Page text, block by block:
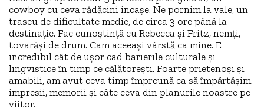
cowboy cu ceva rădăcini incașe. Ne pornim la vale, un
traseu de dificultate medie, de circa 3 ore până la
destinație. Fac cunoștință cu Rebecca și Fritz, nemți,
tovarăși de drum. Cam aceeași vârstă ca mine. E
incredibil cât de ușor cad barierile culturale și
lingvistice în timp ce călătorești. Foarte prietenoși și
amabili, am avut ceva timp împreună ca să împărtășim
impresii, memorii și câte ceva din planurile noastre pe
viitor.